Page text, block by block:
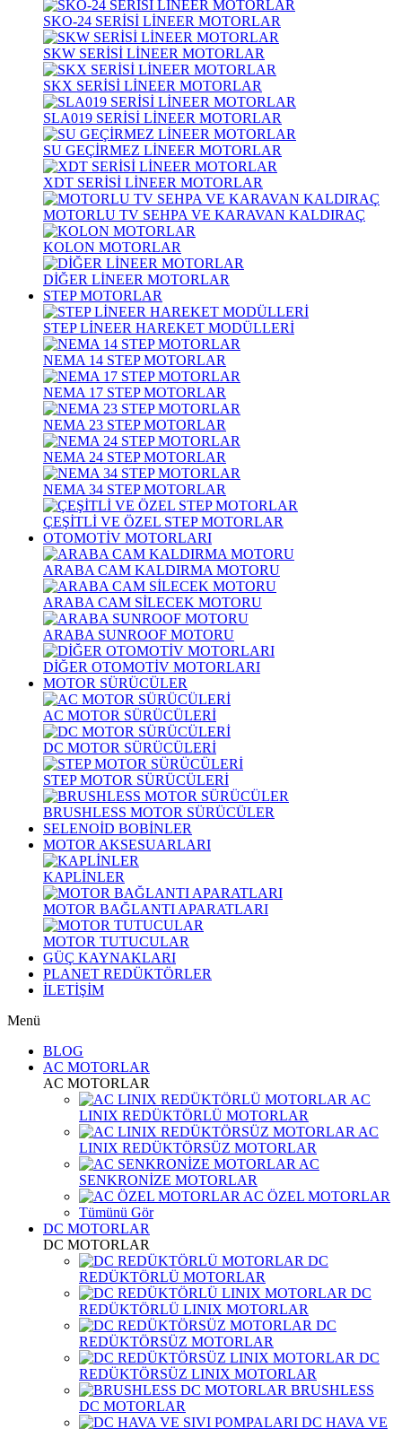
SKO-24 SERİSİ LİNEER MOTORLAR
SKW SERİSİ LİNEER MOTORLAR
SKX SERİSİ LİNEER MOTORLAR
SLA019 SERİSİ LİNEER MOTORLAR
SU GEÇİRMEZ LİNEER MOTORLAR
XDT SERİSİ LİNEER MOTORLAR
MOTORLU TV SEHPA VE KARAVAN KALDIRAÇ
KOLON MOTORLAR
DİĞER LİNEER MOTORLAR
STEP MOTORLAR
STEP LİNEER HAREKET MODÜLLERİ
NEMA 14 STEP MOTORLAR
NEMA 17 STEP MOTORLAR
NEMA 23 STEP MOTORLAR
NEMA 24 STEP MOTORLAR
NEMA 34 STEP MOTORLAR
ÇEŞİTLİ VE ÖZEL STEP MOTORLAR
OTOMOTİV MOTORLARI
ARABA CAM KALDIRMA MOTORU
ARABA CAM SİLECEK MOTORU
ARABA SUNROOF MOTORU
DİĞER OTOMOTİV MOTORLARI
MOTOR SÜRÜCÜLER
AC MOTOR SÜRÜCÜLERİ
DC MOTOR SÜRÜCÜLERİ
STEP MOTOR SÜRÜCÜLERİ
BRUSHLESS MOTOR SÜRÜCÜLER
SELENOİD BOBİNLER
MOTOR AKSESUARLARI
KAPLİNLER
MOTOR BAĞLANTI APARATLARI
MOTOR TUTUCULAR
GÜÇ KAYNAKLARI
PLANET REDÜKTÖRLER
İLETİŞİM
Menü
BLOG
AC MOTORLAR
AC MOTORLAR
AC
LINIX REDÜKTÖRLÜ MOTORLAR
AC
LINIX REDÜKTÖRSÜZ MOTORLAR
AC
SENKRONİZE MOTORLAR
AC ÖZEL MOTORLAR
Tümünü Gör
DC MOTORLAR
DC MOTORLAR
DC
REDÜKTÖRLÜ MOTORLAR
DC
REDÜKTÖRLÜ LINIX MOTORLAR
DC
REDÜKTÖRSÜZ MOTORLAR
DC
REDÜKTÖRSÜZ LINIX MOTORLAR
BRUSHLESS
DC MOTORLAR
DC HAVA VE